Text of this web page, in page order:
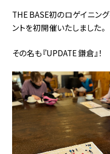
THE BASE初のロゲイニン
ントを初開催いたしました。
その名も『UPDATE 鎌倉』！